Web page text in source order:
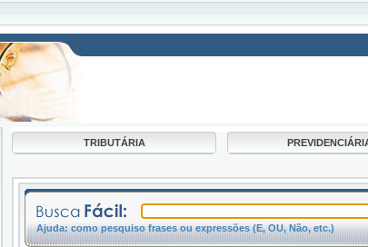
TRIBUTÁRIA
Ajuda: como pesquiso frases ou expressões (E, OU, Não, etc.)